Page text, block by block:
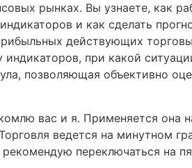
рынках. Вы узнаете, как
и как сделать
действующих
при какой
позволяющая объективно
вас и я. Применяется она
ведется на минутном
переключаться на